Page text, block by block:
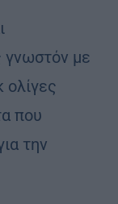
με
ολίγες
που
την